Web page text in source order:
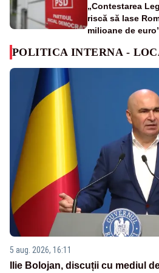
„Contestarea
riscă să lase
milioane de
POLITICA INTERNA -
5 aug. 2026, 16:11
Ilie Bolojan, discuții cu mediul